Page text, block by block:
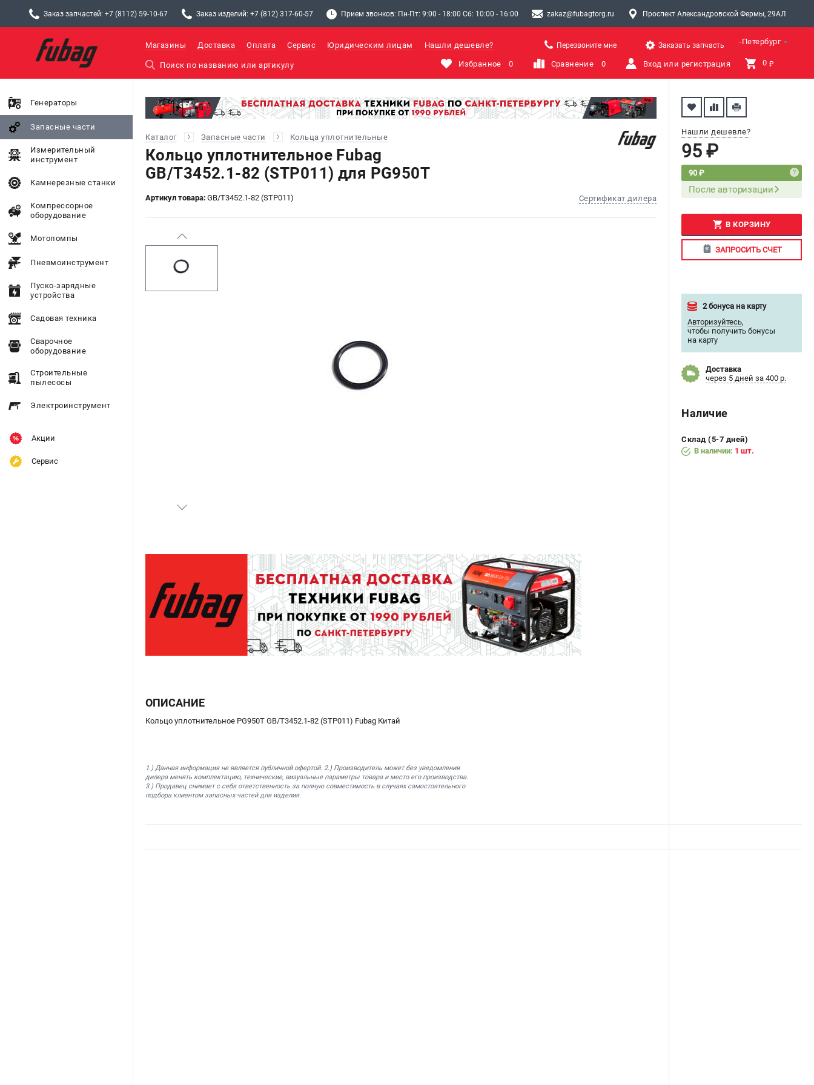
Заказ запчастей: +7 (8112) 59-10-67 Заказ изделий: +7 (812) 317-60-57 Прием звонков: Пн-Пт: 9:00 - 18:00 Сб: 10:00 - 16:00 zakaz@fubagtorg.ru Проспект Александровской Фермы, 29АЛ
Санкт-Петербург
Магазины Доставка Оплата Сервис Юридическим лицам Нашли дешевле? Перезвоните мне Заказать запчасть
Избранное 0 Сравнение 0 Вход или регистрация 0 ₽
Генераторы
Запасные части
Измерительный
инструмент
Камнерезные станки
Компрессорное
оборудование
Мотопомпы
Пневмоинструмент
Пуско-зарядные
устройства
Садовая техника
Сварочное
оборудование
Строительные
пылесосы
Электроинструмент
Акции
Сервис
Каталог Запасные части Кольца уплотнительные
Кольцо уплотнительное Fubag
GB/T3452.1-82 (STP011) для PG950T
Артикул товара: GB/T3452.1-82 (STP011) Сертификат дилера
Нашли дешевле?
95 ₽
90 ₽
После авторизации
В КОРЗИНУ
ЗАПРОСИТЬ СЧЕТ
2 бонуса на карту
Авторизуйтесь,
чтобы получить бонусы
на карту
Доставка
через 5 дней за 400 р.
Наличие
Склад (5-7 дней)
В наличии: 1 шт.
ОПИСАНИЕ
Кольцо уплотнительное PG950T GB/T3452.1-82 (STP011) Fubag Китай
1.) Данная информация не является публичной офертой. 2.) Производитель может без уведомления
дилера менять комплектацию, технические, визуальные параметры товара и место его производства.
3.) Продавец снимает с себя ответственность за полную совместимость в случаях самостоятельного
подбора клиентом запасных частей для изделия.